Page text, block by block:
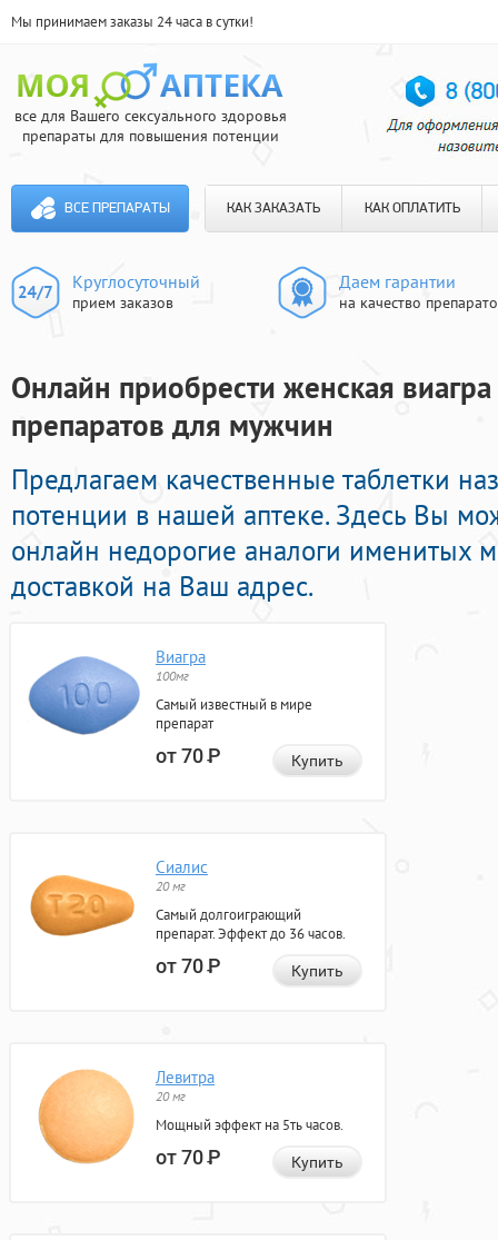
Мы принимаем заказы 24 часа в сутки!
все для Вашего сексуального здоровья
препараты для повышения потенции
ВСЕ ПРЕПАРАТЫ КАК ЗАКАЗАТЬ КАК ОПЛАТИТЬ
Круглосуточный
прием заказов
Даем гарантии
на качество
Онлайн приобрести женская
препаратов для мужчин
Предлагаем качественные таблетки
потенции в нашей аптеке. Здесь Вы
онлайн недорогие аналоги именитых
доставкой на Ваш адрес.
Виагра
100мг
Самый известный в мире
препарат
от 70Р Купить
Сиалис
20 мг
Самый долгоиграющий
препарат. Эффект до 36 часов.
от 70Р Купить
Левитра
20 мг
Мощный эффект на 5ть часов.
от 70Р Купить